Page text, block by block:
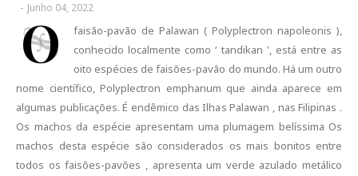
- Junho 04, 2022
O
faisão-pavão de Palawan ( Polyplectron napoleonis ),
conhecido localmente como ‘ tandikan ', está entre as
oito espécies de faisões-pavão do mundo. Há um outro
nome científico, Polyplectron emphanum que ainda aparece em
algumas publicações. É endêmico das Ilhas Palawan , nas Filipinas .
Os machos da espécie apresentam uma plumagem belíssima Os
machos desta espécie são considerados os mais bonitos entre
todos os faisões-pavões , apresenta um verde azulado metálico